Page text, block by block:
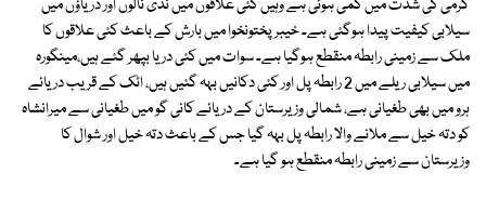
گرمی کی شدت میں کمی ہوئی ہے وہیں کئی علاقوں میں ندی نالوں اور دریاؤں میں
سیلابی کیفیت پیدا ہوگئی ہے۔ خیبر پختونخوا میں بارش کے باعث کئی علاقوں کا
ملک سے زمینی رابطہ منقطع ہوگیا ہے۔ سوات میں کئی دریا بپھر گئے ہیں،مینگورہ
میں سیلابی ریلے میں 2 رابطہ پل اور کئی دکانیں بہہ گئیں ہیں، اٹک کے قریب دریائے
ہرو میں بھی طغیانی ہے، شمالی وزیرستان کے دریائے کانی گو میں طغیانی سے میرانشاہ
کو دتہ خیل سے ملانے والا رابطہ پل بہہ گیا جس کے باعث دتہ خیل اور شوال کا
وزیرستان سے زمینی رابطہ منقطع ہو گیا ہے۔